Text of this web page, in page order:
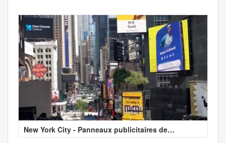
New York City - Panneaux publicitaires de
Broadway